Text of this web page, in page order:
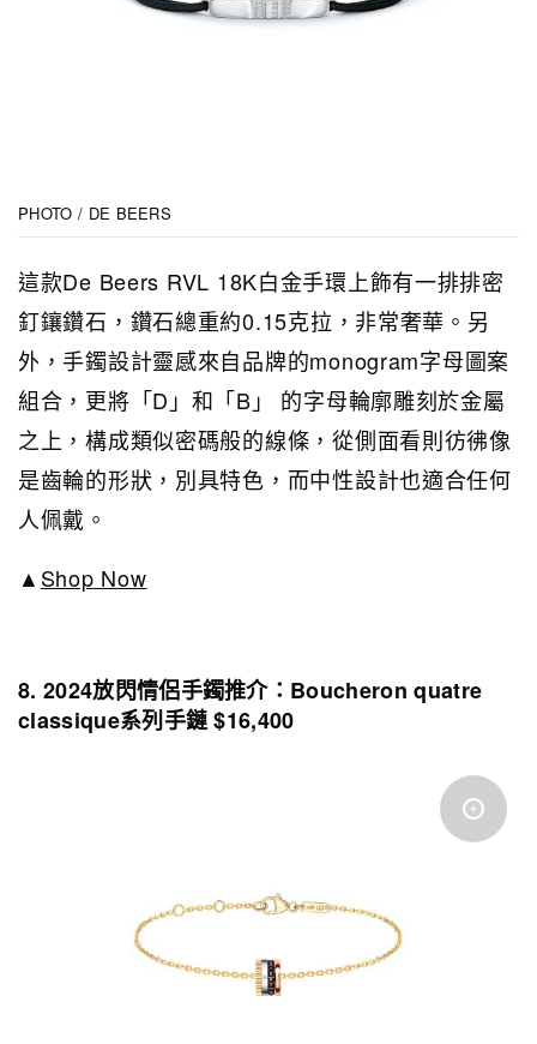
PHOTO / DE BEERS
這款De Beers RVL 18K白金手環上飾有一排排密
釘鑲鑽石，鑽石總重約0.15克拉，非常奢華。另
外，手鐲設計靈感來自品牌的monogram字母圖案
組合，更將「D」和「B」 的字母輪廓雕刻於金屬
之上，構成類似密碼般的線條，從側面看則彷彿像
是齒輪的形狀，別具特色，而中性設計也適合任何
人佩戴。
▲ Shop Now
8. 2024放閃情侶手鐲推介：Boucheron quatre
classique系列手鏈 $16,400